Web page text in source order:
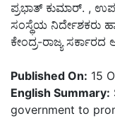
ಪ್ರಭಾತ್ ಕುಮಾರ್. ,
ಸಂಸ್ಥೆಯ ನಿರ್ದೇಶಕರು
ಕೇಂದ್ರ-ರಾಜ್ಯ ಸರ್ಕಾರದ
Published On: 15
English Summary:
government to